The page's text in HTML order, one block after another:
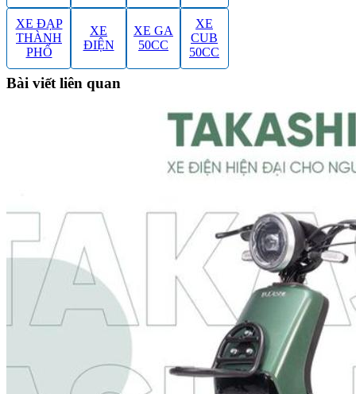
XE ĐẠP
THÀNH
PHỐ
XE
ĐIỆN
XE GA
50CC
XE
CUB
50CC
Bài viết liên quan